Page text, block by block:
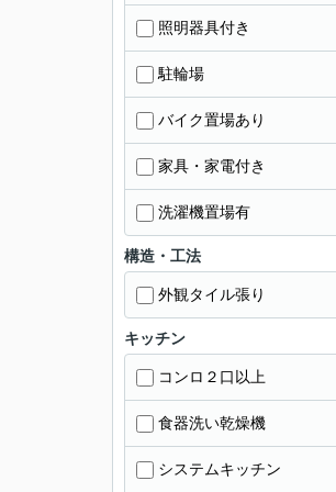
照明器具付き
駐輪場
バイク置場あり
家具・家電付き
洗濯機置場有
構造・工法
外観タイル張り
キッチン
コンロ２口以上
食器洗い乾燥機
システムキッチン